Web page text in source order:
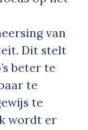
van
Dit stelt
beter te
te
te
wordt er